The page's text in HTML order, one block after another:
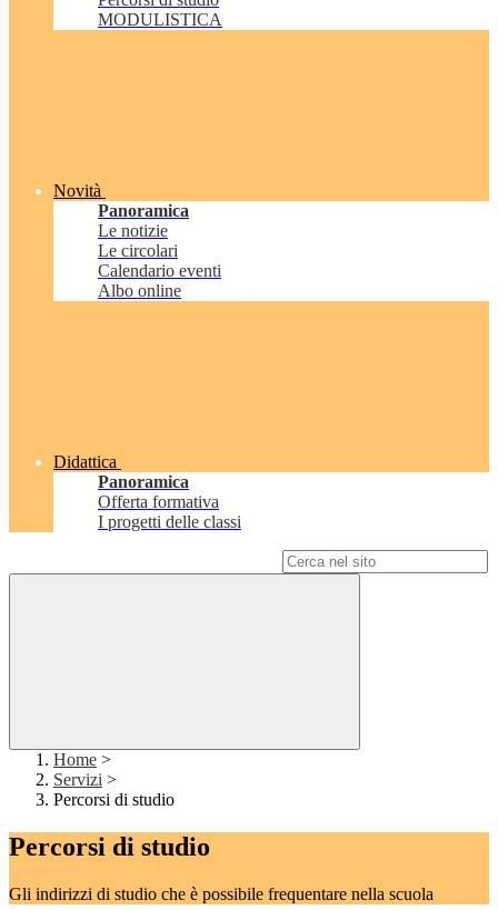
MODULISTICA
Novità
Panoramica
Le notizie
Le circolari
Calendario eventi
Albo online
Didattica
Panoramica
Offerta formativa
I progetti delle classi
Home >
Servizi >
Percorsi di studio
Percorsi di studio
Gli indirizzi di studio che è possibile frequentare nella scuola